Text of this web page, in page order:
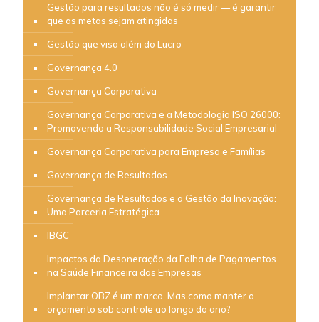
Gestão para resultados não é só medir — é garantir
que as metas sejam atingidas
Gestão que visa além do Lucro
Governança 4.0
Governança Corporativa
Governança Corporativa e a Metodologia ISO 26000:
Promovendo a Responsabilidade Social Empresarial
Governança Corporativa para Empresa e Famílias
Governança de Resultados
Governança de Resultados e a Gestão da Inovação:
Uma Parceria Estratégica
IBGC
Impactos da Desoneração da Folha de Pagamentos
na Saúde Financeira das Empresas
Implantar OBZ é um marco. Mas como manter o
orçamento sob controle ao longo do ano?